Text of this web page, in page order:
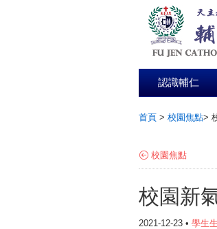
認識輔仁
首頁 > 校園焦點>
校園焦點
校園新
2021-12-23 • 學生